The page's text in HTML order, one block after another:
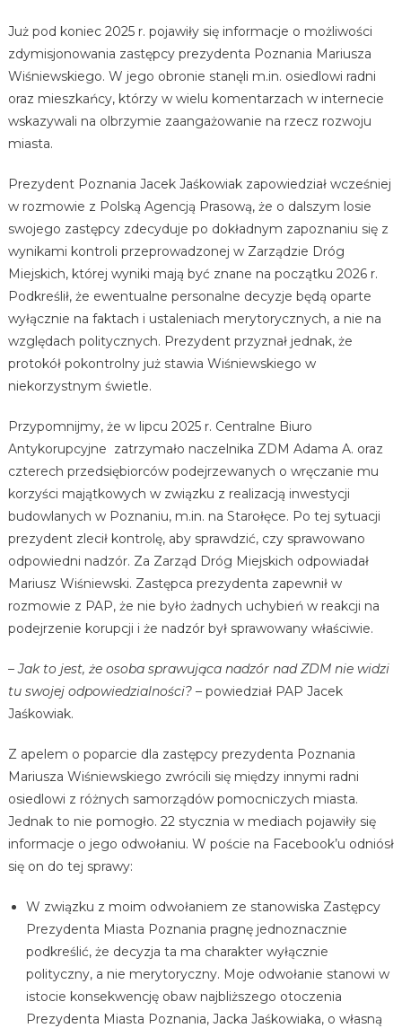
Już pod koniec 2025 r. pojawiły się informacje o możliwości
zdymisjonowania zastępcy prezydenta Poznania Mariusza
Wiśniewskiego. W jego obronie stanęli m.in. osiedlowi radni
oraz mieszkańcy, którzy w wielu komentarzach w internecie
wskazywali na olbrzymie zaangażowanie na rzecz rozwoju
miasta.
Prezydent Poznania Jacek Jaśkowiak zapowiedział wcześniej
w rozmowie z Polską Agencją Prasową, że o dalszym losie
swojego zastępcy zdecyduje po dokładnym zapoznaniu się z
wynikami kontroli przeprowadzonej w Zarządzie Dróg
Miejskich, której wyniki mają być znane na początku 2026 r.
Podkreślił, że ewentualne personalne decyzje będą oparte
wyłącznie na faktach i ustaleniach merytorycznych, a nie na
względach politycznych. Prezydent przyznał jednak, że
protokół pokontrolny już stawia Wiśniewskiego w
niekorzystnym świetle.
Przypomnijmy, że w lipcu 2025 r. Centralne Biuro
Antykorupcyjne zatrzymało naczelnika ZDM Adama A. oraz
czterech przedsiębiorców podejrzewanych o wręczanie mu
korzyści majątkowych w związku z realizacją inwestycji
budowlanych w Poznaniu, m.in. na Starołęce. Po tej sytuacji
prezydent zlecił kontrolę, aby sprawdzić, czy sprawowano
odpowiedni nadzór. Za Zarząd Dróg Miejskich odpowiadał
Mariusz Wiśniewski. Zastępca prezydenta zapewnił w
rozmowie z PAP, że nie było żadnych uchybień w reakcji na
podejrzenie korupcji i że nadzór był sprawowany właściwie.
– Jak to jest, że osoba sprawująca nadzór nad ZDM nie widzi
tu swojej odpowiedzialności?– powiedział PAP Jacek
Jaśkowiak.
Z apelem o poparcie dla zastępcy prezydenta Poznania
Mariusza Wiśniewskiego zwrócili się między innymi radni
osiedlowi z różnych samorządów pomocniczych miasta.
Jednak to nie pomogło. 22 stycznia w mediach pojawiły się
informacje o jego odwołaniu. W poście na Facebook’u odniósł
się on do tej sprawy:
W związku z moim odwołaniem ze stanowiska Zastępcy
Prezydenta Miasta Poznania pragnę jednoznacznie
podkreślić, że decyzja ta ma charakter wyłącznie
polityczny, a nie merytoryczny. Moje odwołanie stanowi w
istocie konsekwencję obaw najbliższego otoczenia
Prezydenta Miasta Poznania, Jacka Jaśkowiaka, o własną